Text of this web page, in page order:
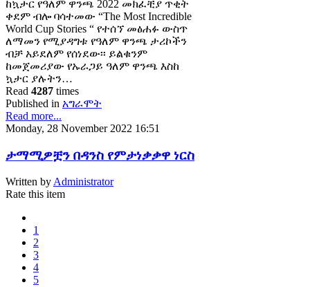
ከኳታር የዓለም ዋንጫ 2022 መክፈቺያ ጥቂት
ቀደም ብሎ ባሳተመው “The Most Incredible
World Cup Stories “ የተሰኘ መፅሐፉ ውስጥ
ለማመን የሚያዳግቱ የዓለም ዋንጫ ታሪኮችን
ብቻ አይደለም የሰነደው፡፡ ይልቁንም
ከመጀመሪያው የኡራጋይ ዓለም ዋንጫ እስከ
ኳታር ያሉትን…
Read 4287 times
Published in አግራሞት
Read more...
Monday, 28 November 2022 16:51
ታማሚዎቿን በዳንስ የምታነቃቃዋ ነርስ
Written byAdministrator
Rate this item
1
2
3
4
5